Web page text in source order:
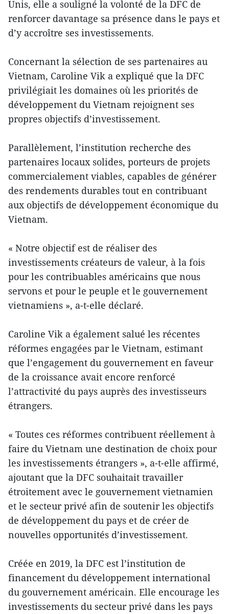
Unis, elle a souligné la volonté de la DFC de
renforcer davantage sa présence dans le pays et
d’y accroître ses investissements.
Concernant la sélection de ses partenaires au
Vietnam, Caroline Vik a expliqué que la DFC
privilégiait les domaines où les priorités de
développement du Vietnam rejoignent ses
propres objectifs d’investissement.
Parallèlement, l’institution recherche des
partenaires locaux solides, porteurs de projets
commercialement viables, capables de générer
des rendements durables tout en contribuant
aux objectifs de développement économique du
Vietnam.
« Notre objectif est de réaliser des
investissements créateurs de valeur, à la fois
pour les contribuables américains que nous
servons et pour le peuple et le gouvernement
vietnamiens », a-t-elle déclaré.
Caroline Vik a également salué les récentes
réformes engagées par le Vietnam, estimant
que l’engagement du gouvernement en faveur
de la croissance avait encore renforcé
l’attractivité du pays auprès des investisseurs
étrangers.
« Toutes ces réformes contribuent réellement à
faire du Vietnam une destination de choix pour
les investissements étrangers », a-t-elle affirmé,
ajoutant que la DFC souhaitait travailler
étroitement avec le gouvernement vietnamien
et le secteur privé afin de soutenir les objectifs
de développement du pays et de créer de
nouvelles opportunités d’investissement.
Créée en 2019, la DFC est l’institution de
financement du développement international
du gouvernement américain. Elle encourage les
investissements du secteur privé dans les pays